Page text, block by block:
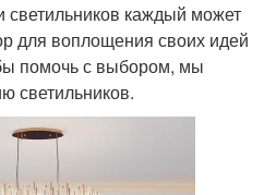
каждый может
для воплощения своих идей
помочь с выбором, мы
светильников.